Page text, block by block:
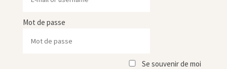
Mot de passe
Se souvenir de moi